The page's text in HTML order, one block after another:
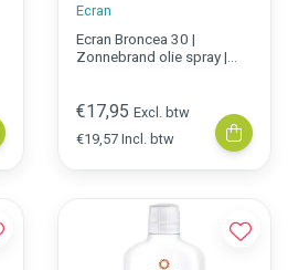
Ecran
Ecran Broncea 30 |
Zonnebrand olie spray |
€17,95 Excl. btw
€19,57 Incl. btw